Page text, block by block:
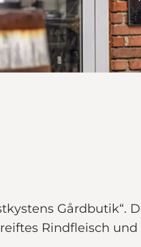
Rindfleisch